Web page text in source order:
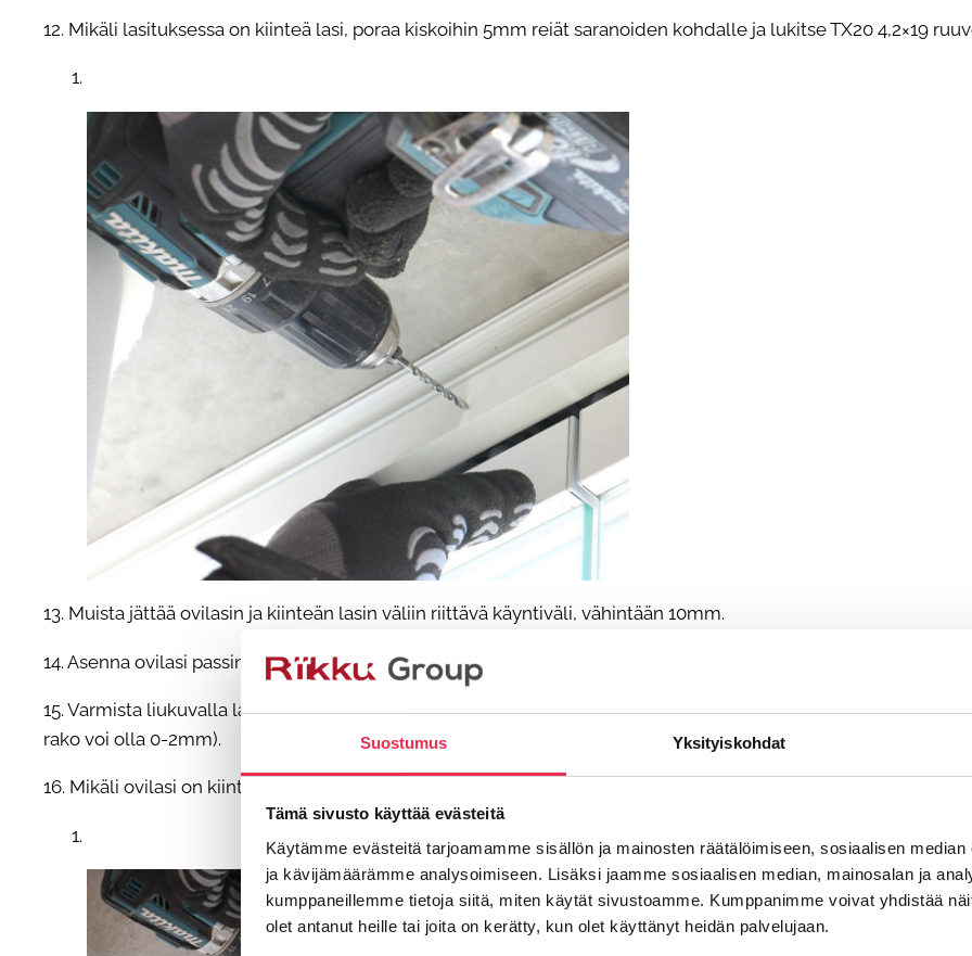
Suostumus Yksityiskohdat
Tämä sivusto käyttää evästeitä
Käytämme evästeitä tarjoamamme sisällön ja mainosten räätälöimiseen, sosiaalisen
ja kävijämäärämme analysoimiseen. Lisäksi jaamme sosiaalisen median, mainosalan ja
kumppaneillemme tietoja siitä, miten käytät sivustoamme. Kumppanimme voivat yhdistää
olet antanut heille tai joita on kerätty, kun olet käyttänyt heidän palvelujaan.
12. Mikäli lasituksessa on kiinteä lasi, poraa kiskoihin 5mm reiät saranoiden kohdalle ja lukitse TX20 4,2×19
13. Muista jättää ovilasin ja kiinteän lasin väliin riittävä käyntiväli, vähintään 10mm.
14. Asenna ovilasi passin tai laserin avulla suoraan.
15. Varmista liukuvalla lasilla, ettei kääntösaranoiden väliin jää alapomppua eikä liikaa yläpomppua (kun
rako voi olla 0-2mm).
16. Mikäli ovilasi on kiinteän lasin vieressä, poraa lukkokamman nykäreen kohdalle 3,5 mm reikä kiskoihin ja